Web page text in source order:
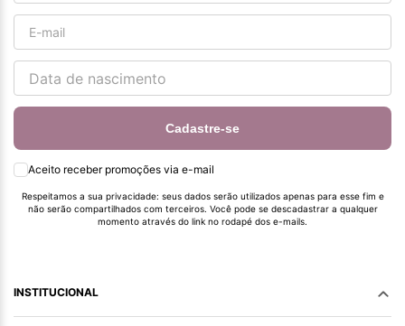
Cadastre-se
Aceito receber promoções via e-mail
Respeitamos a sua privacidade: seus dados serão utilizados apenas para esse fim e
não serão compartilhados com terceiros. Você pode se descadastrar a qualquer
momento através do link no rodapé dos e-mails.
INSTITUCIONAL